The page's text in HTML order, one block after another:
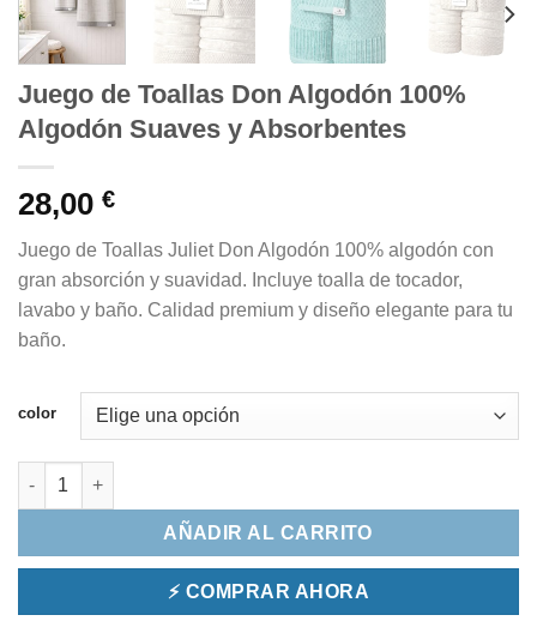
Juego de Toallas Don Algodón 100%
Algodón Suaves y Absorbentes
28,00 €
Juego de Toallas Juliet Don Algodón 100% algodón con
gran absorción y suavidad. Incluye toalla de tocador,
lavabo y baño. Calidad premium y diseño elegante para tu
baño.
color
Juego de Toallas Don Algodón 100% Algodón Suaves y
AÑADIR AL CARRITO
⚡ COMPRAR AHORA